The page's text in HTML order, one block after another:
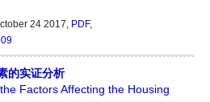
24 2017, PDF,
的实证分析
Factors Affecting the Housing